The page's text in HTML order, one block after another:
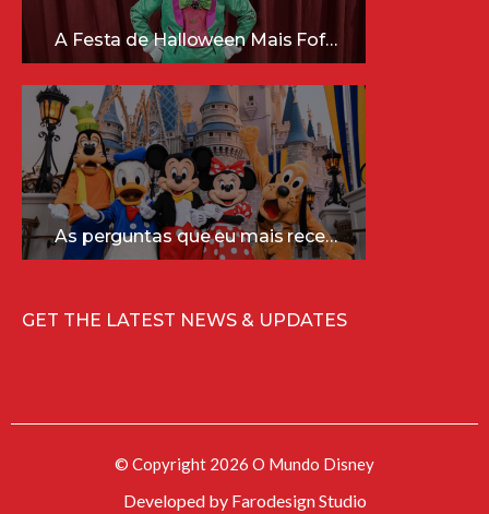
A Festa de Halloween Mais Fofa da Disney Está Chegando!
As perguntas que eu mais recebo sobre a Disney (e as respostas mais sinceras!)
GET THE LATEST NEWS & UPDATES
© Copyright 2026 O Mundo Disney
Developed by Farodesign Studio